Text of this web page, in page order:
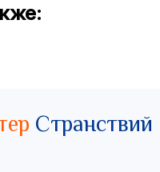
Странствий